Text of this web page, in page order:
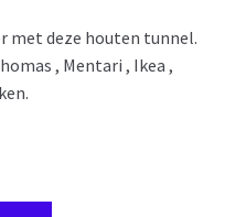
met deze houten tunnel.
, Mentari , Ikea ,